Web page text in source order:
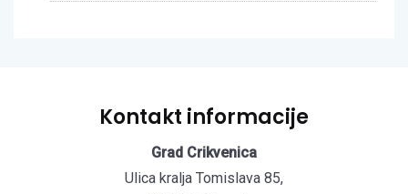
Kontakt informacije
Grad Crikvenica
Ulica kralja Tomislava 85,